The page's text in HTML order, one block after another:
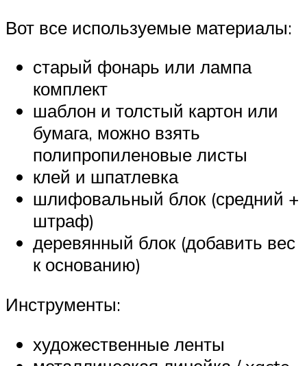
Вот все используемые материалы:
старый фонарь или лампа
комплект
шаблон и толстый картон или
бумага, можно взять
полипропиленовые листы
клей и шпатлевка
шлифовальный блок (средний +
штраф)
деревянный блок (добавить вес
к основанию)
Инструменты:
художественные ленты